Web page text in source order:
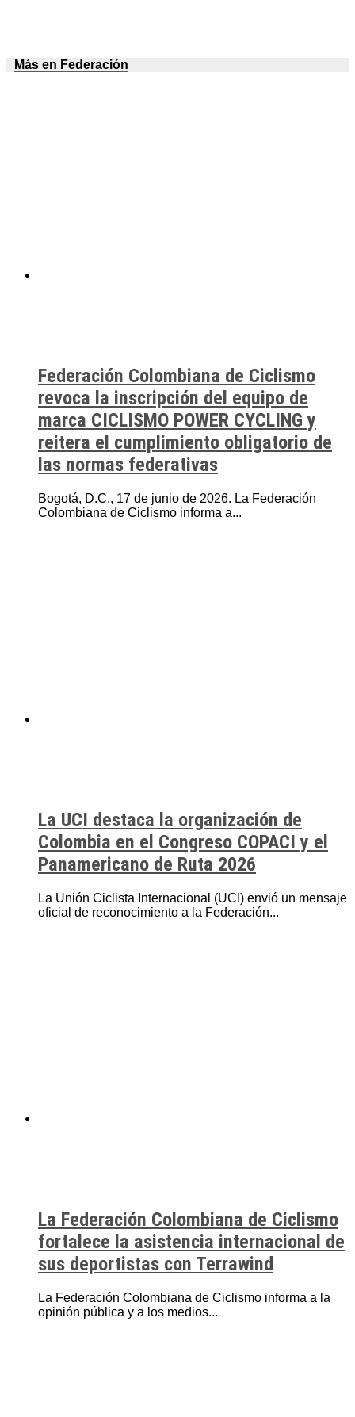
Más en Federación
Federación Colombiana de Ciclismo
revoca la inscripción del equipo de
marca CICLISMO POWER CYCLING y
reitera el cumplimiento obligatorio de
las normas federativas
Bogotá, D.C., 17 de junio de 2026. La Federación
Colombiana de Ciclismo informa a...
La UCI destaca la organización de
Colombia en el Congreso COPACI y el
Panamericano de Ruta 2026
La Unión Ciclista Internacional (UCI) envió un mensaje
oficial de reconocimiento a la Federación...
La Federación Colombiana de Ciclismo
fortalece la asistencia internacional de
sus deportistas con Terrawind
La Federación Colombiana de Ciclismo informa a la
opinión pública y a los medios...